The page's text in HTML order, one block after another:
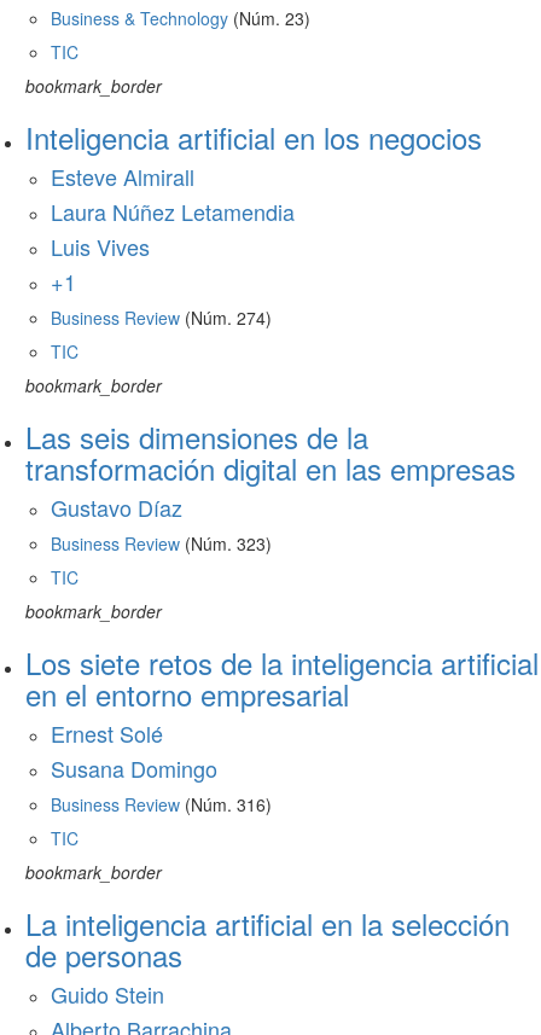
Business & Technology (Núm. 23)
TIC
bookmark_border
Inteligencia artificial en los negocios
Esteve Almirall
Laura Núñez Letamendia
Luis Vives
+1
Business Review (Núm. 274)
TIC
bookmark_border
Las seis dimensiones de la
transformación digital en las empresas
Gustavo Díaz
Business Review (Núm. 323)
TIC
bookmark_border
Los siete retos de la inteligencia artificial
en el entorno empresarial
Ernest Solé
Susana Domingo
Business Review (Núm. 316)
TIC
bookmark_border
La inteligencia artificial en la selección
de personas
Guido Stein